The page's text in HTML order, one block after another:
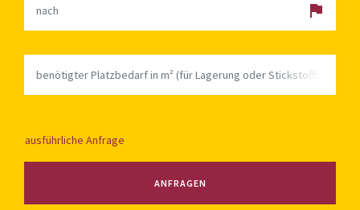

ausführliche Anfrage
ANFRAGEN